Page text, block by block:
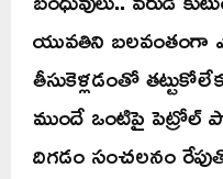
యువతిని బలవంతంగా
తీసుకెళ్లడంతో
ముందే ఒంటిపై పెట్రోల్
దిగడం సంచలనం